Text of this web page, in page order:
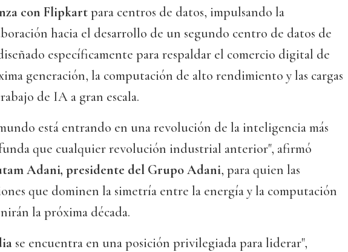
con Flipkartpara centros de datos, impulsando la
hacia el desarrollo de un segundo centro de datos de
específicamente para respaldar el comercio digital de
generación, la computación de alto rendimiento y las cargas
de IA a gran escala.
está entrando en una revolución de la inteligencia más
que cualquier revolución industrial anterior", afirmó
Adani, presidente del Grupo Adani, para quien las
que dominen la simetría entre la energía y la computación
la próxima década.
se encuentra en una posición privilegiada para liderar",